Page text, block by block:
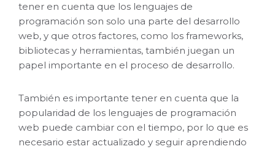
tener en cuenta que los lenguajes de
programación son solo una parte del desarrollo
web, y que otros factores, como los frameworks,
bibliotecas y herramientas, también juegan un
papel importante en el proceso de desarrollo.
También es importante tener en cuenta que la
popularidad de los lenguajes de programación
web puede cambiar con el tiempo, por lo que es
necesario estar actualizado y seguir aprendiendo